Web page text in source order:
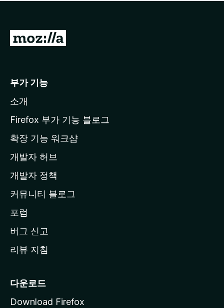
점
습
니
M
l
a
페
이
지
이
동
부가 기능
소개
Firefox 부가 기능 블로그
확장 기능 워크샵
개발자 허브
개발자 정책
커뮤니티 블로그
포럼
버그 신고
리뷰 지침
다운로드
Download Firefox